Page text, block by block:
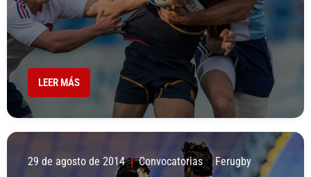
LEER MÁS
29 de agosto de 2014 Convocatorias Ferugby